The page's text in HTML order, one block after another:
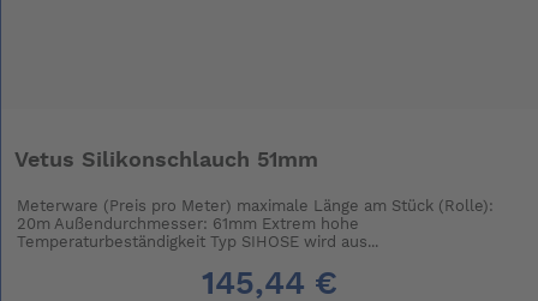
Vetus Silikonschlauch 51mm
Meterware (Preis pro Meter) maximale Länge am Stück (Rolle):
20m Außendurchmesser: 61mm Extrem hohe
Temperaturbeständigkeit Typ SIHOSE wird aus...
145,44 €